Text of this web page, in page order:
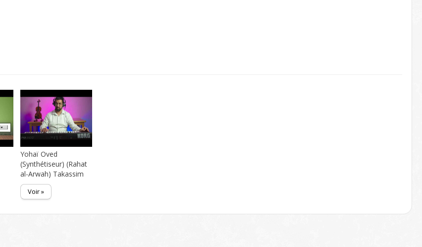
Yohaï Oved
(Synthétiseur) (Rahat
al-Arwah) Takassim
Voir »